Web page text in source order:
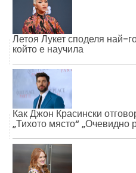
Летоя Лукет споделя най-
който е научила
Как Джон Красински
„Тихото място“ „Очевидно